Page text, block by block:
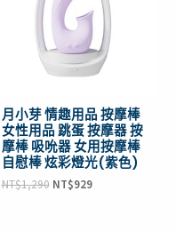
月小芽 情趣用品 按摩棒
女性用品 跳蛋 按摩器 按
摩棒 吸吮器 女用按摩棒
自慰棒 炫彩燈光(紫色)
NT$1,290 NT$929